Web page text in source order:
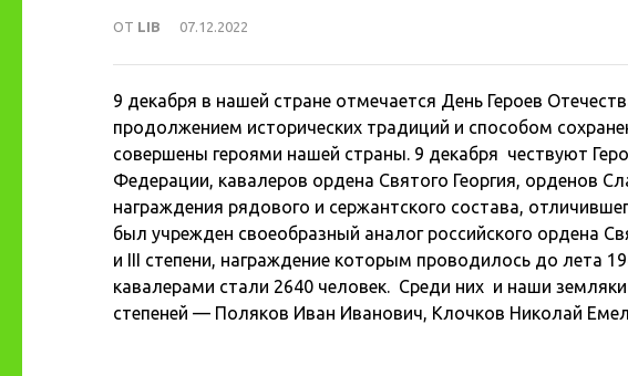
ОТ LIB 07.12.2022
9 декабря в нашей стране отмечается День Героев
продолжением исторических традиций и способом
совершены героями нашей страны. 9 декабря чествуют
Федерации, кавалеров ордена Святого Георгия, орденов
награждения рядового и сержантского состава,
был учрежден своеобразный аналог российского ордена
и III степени, награждение которым проводилось до лета
кавалерами стали 2640 человек. Среди них и наши
степеней — Поляков Иван Иванович, Клочков Николай